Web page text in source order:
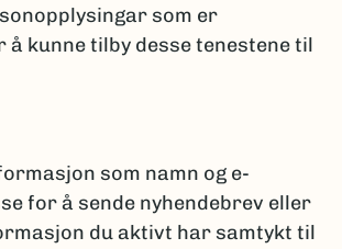
som er
å kunne tilby desse tenestene til
som namn og e-
for å sende nyhendebrev eller
du aktivt har samtykt til